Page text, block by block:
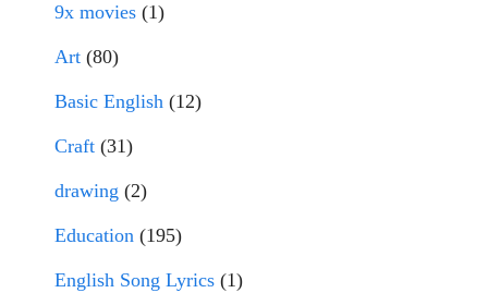
9x movies (1)
Art (80)
Basic English (12)
Craft (31)
drawing (2)
Education (195)
English Song Lyrics (1)